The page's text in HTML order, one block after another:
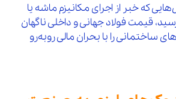
که خبر از اجرای مکانیزم ماشه یا
قیمت فولاد جهانی و داخلی ناگهان
ساختمانی را با بحران مالی روبه‌رو